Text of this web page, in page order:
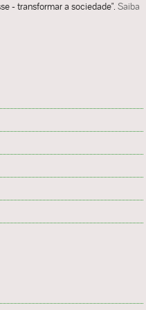
- transformar a sociedade".Saiba